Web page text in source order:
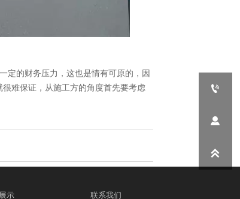
定的财务压力，这也是情有可原的，因
难保证，从施工方的角度首先要考虑
示 联系我们


